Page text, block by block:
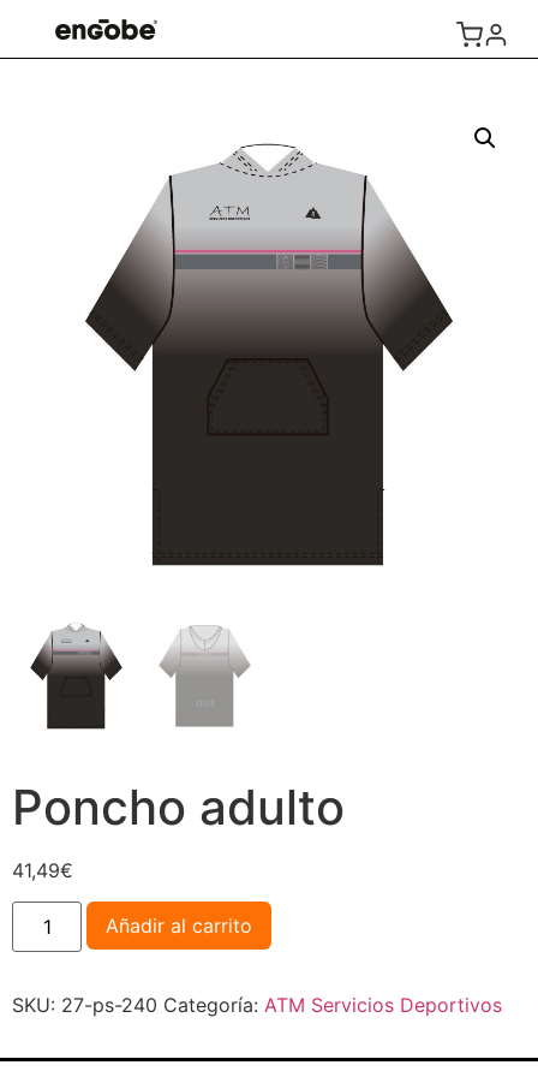
Poncho adulto
41,49€
Añadir al carrito
SKU: 27-ps-240 Categoría: ATM Servicios Deportivos